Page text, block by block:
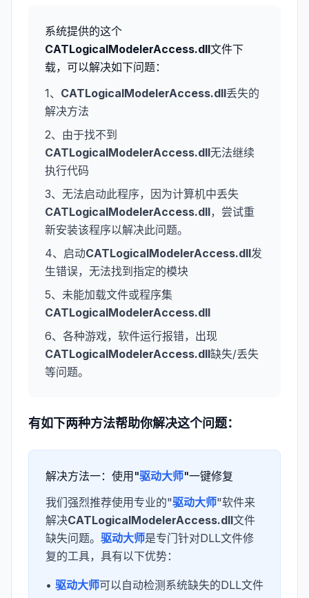
系统提供的这个
CATLogicalModelerAccess.dll文件下
载，可以解决如下问题：
1、 CATLogicalModelerAccess.dll丢失的
解决方法
2、由于找不到
CATLogicalModelerAccess.dll无法继续
执行代码
3、无法启动此程序，因为计算机中丢失
CATLogicalModelerAccess.dll，尝试重
新安装该程序以解决此问题。
4、启动CATLogicalModelerAccess.dll发
生错误，无法找到指定的模块
5、未能加载文件或程序集
CATLogicalModelerAccess.dll
6、各种游戏，软件运行报错，出现
CATLogicalModelerAccess.dll缺失/丢失
等问题。
有如下两种方法帮助你解决这个问题：
解决方法一：使用"驱动大师"一键修复
我们强烈推荐使用专业的"驱动大师"软件来
解决CATLogicalModelerAccess.dll文件
缺失问题。 驱动大师是专门针对DLL文件修
复的工具，具有以下优势：
• 驱动大师可以自动检测系统缺失的DLL文件